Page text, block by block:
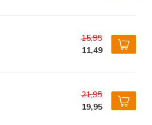
15,95
11,49
21,95
19,95